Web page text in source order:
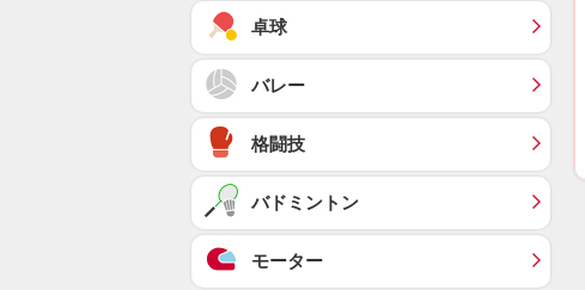
卓球
バレー
格闘技
バドミントン
モーター